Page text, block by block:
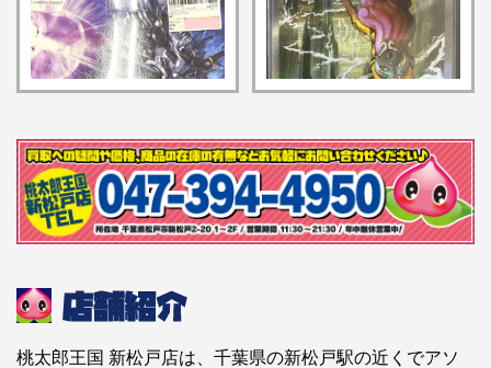
ただきました！！【桃太
郎王国 新松戸店の買取
情報をお知らせします】
桃太郎王国 新松戸店は、千葉県の新松戸駅の近くでアソ